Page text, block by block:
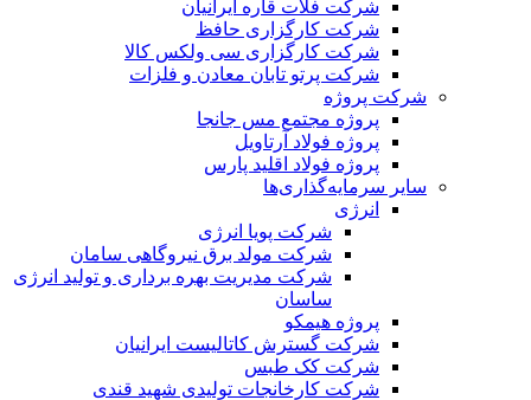
شرکت فلات قاره ایرانیان
شرکت کارگزاری حافظ
شرکت کارگزاری سی ولکس کالا
شرکت پرتو تابان معادن و فلزات
شرکت پروژه
پروژه مجتمع مس جانجا
پروژه فولاد آرتاویل
پروژه فولاد اقلید پارس
سایر سرمایه‌گذاری‌ها
انرژی
شرکت پویا انرژی
شرکت مولد برق نیروگاهی سامان
شرکت مدیریت بهره برداری و تولید انرژی
ساسان
پروژه هیمکو
شرکت گسترش کاتالیست ایرانیان
شرکت کک طبس
شرکت کارخانجات تولیدی شهید قندی